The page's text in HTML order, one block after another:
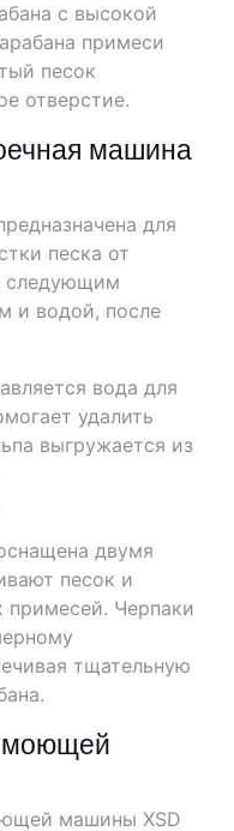
с высокой
примеси
песок
отверстие.
машина
для
песка от
следующим
и водой, после
вода для
удалить
выгружается из
двумя
песок и
примесей. Черпаки
тщательную
машины XSD